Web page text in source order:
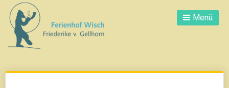
Direkt
zum
Inhalt
Menü